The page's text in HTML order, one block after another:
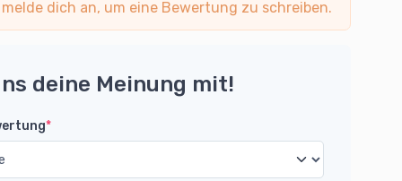
dich an, um eine Bewertung zu schreiben.
deine Meinung mit!
*